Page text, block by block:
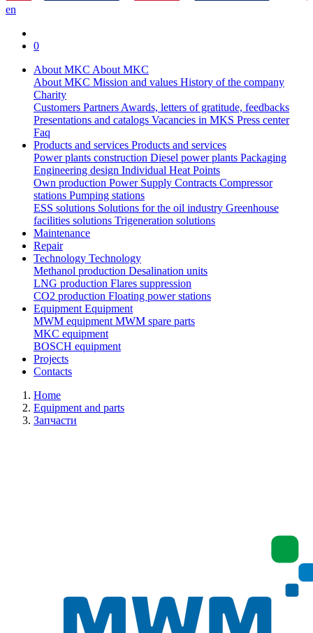
en
0
About MKC About MKC
About MKC Mission and values History of the company
Charity
Customers PartnersAwards, letters of gratitude, feedbacks
Presentations and catalogs Vacancies in MKS Press center
Faq
Products and services Products and services
Power plants construction Diesel power plants Packaging
Engineering design Individual Heat Points
Own production Power Supply Contracts Compressor
stations Pumping stations
ESS solutions Solutions for the oil industry Greenhouse
facilities solutions Trigeneration solutions
Maintenance
Repair
Technology Technology
Methanol production Desalination units
LNG production Flares suppression
СО2 production Floating power stations
EquipmentEquipment
MWM equipmentMWM spare parts
MKC equipment
BOSCH equipment
Projects
Contacts
Home
Equipment and parts
Запчасти